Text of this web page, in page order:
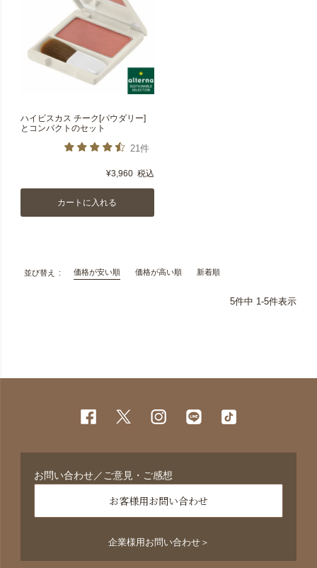
ハイビスカス チーク[パウダリー]
とコンパクトのセット
21件
¥3,960 税込
カートに入れる
並び替え 価格が安い順 価格が高い順 新着順
5件中 1-5件表示
お問い合わせ／ご意見・ご感想
お客様用お問い合わせ
企業様用お問い合わせ＞